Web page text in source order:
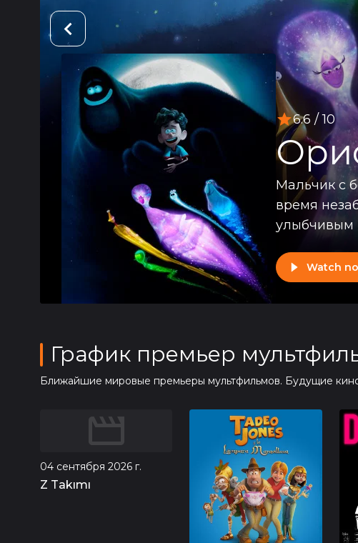
6.6 / 10
Мальчик с
время
улыбчивым
Watch
График премьер
Ближайшие мировые премьеры мультфильмов. Будущие
04 сентября 2026 г.
Z Takımı